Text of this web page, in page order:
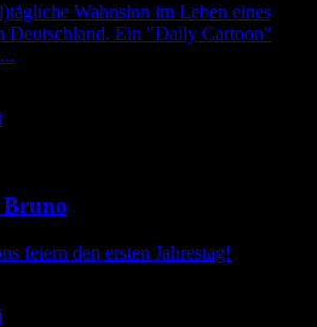
Wahnsinn im Leben eines
Deutschland. Ein "Daily Cartoon"
feiern den ersten Jahrestag!